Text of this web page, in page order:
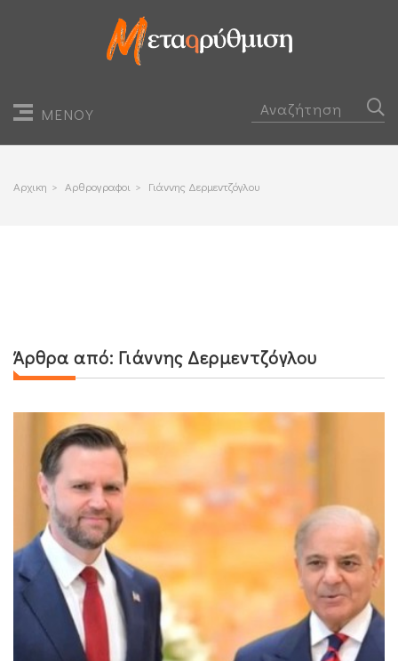
ΜΕΝΟΥ
Αρχικη > Αρθρογραφοι > Γιάννης Δερμεντζόγλου
Άρθρα από: Γιάννης Δερμεντζόγλου